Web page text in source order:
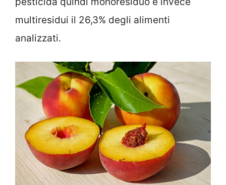
multiresidui il 26,3% degli alimenti
analizzati.